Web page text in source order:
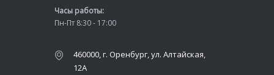
Часы работы:
Пн-Пт 8:30 - 17:00
460000, г. Оренбург, ул. Алтайская,
12А